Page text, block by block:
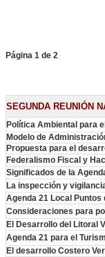
Página 1 de 2
SEGUNDA REUNIÓN
Política Ambiental para
Modelo de
Propuesta para el
Federalismo Fiscal y
Significados de la
La inspección y
Agenda 21 Local Puntos
Consideraciones para
El Desarrollo del Litoral
Agenda 21 para el
El desarrollo Costero